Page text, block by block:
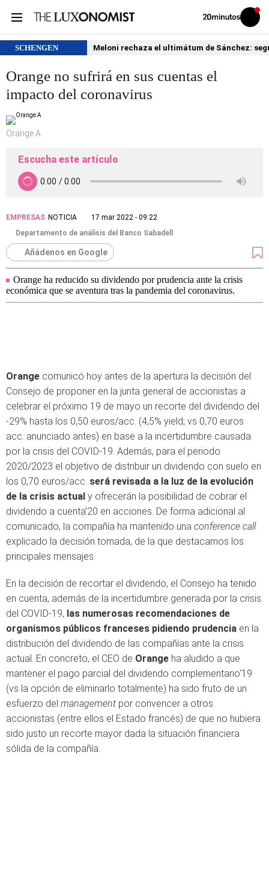
Volver
Iniciar
sesión
SCHENGEN Meloni rechaza el ultimátum de Sánchez:
Orange no sufrirá en sus cuentas el
impacto del coronavirus
Orange A
Escucha este artículo
EMPRESAS NOTICIA
17 mar 2022 - 09:22
Departamento de análisis del Banco Sabadell
Añádenos en Google
Orange ha reducido su dividendo por prudencia ante la crisis
económica que se aventura tras la pandemia del coronavirus.
Orange comunicó hoy antes de la apertura la decisión del
Consejo de proponer en la junta general de accionistas a
celebrar el próximo 19 de mayo un recorte del dividendo del
-29% hasta los 0,50 euros/acc. (4,5% yield; vs 0,70 euros
acc. anunciado antes) en base a la incertidumbre causada
por la crisis del COVID-19. Además, para el periodo
2020/2023 el objetivo de distribuir un dividendo con suelo en
los 0,70 euros/acc. será revisada a la luz de la evolución
de la crisis actual y ofrecerán la posibilidad de cobrar el
dividendo a cuenta'20 en acciones. De forma adicional al
comunicado, la compañía ha mantenido una conference call
explicado la decisión tomada, de la que destacamos los
principales mensajes.
En la decisión de recortar el dividendo, el Consejo ha tenido
en cuenta, además de la incertidumbre generada por la crisis
del COVID-19, las numerosas recomendaciones de
organismos públicos franceses pidiendo prudencia en la
distribución del dividendo de las compañías ante la crisis
actual. En concreto, el CEO de Orange ha aludido a que
mantener el pago parcial del dividendo complementario'19
(vs la opción de eliminarlo totalmente) ha sido fruto de un
esfuerzo del management por convencer a otros
accionistas (entre ellos el Estado francés) de que no hubiera
sido justo un recorte mayor dada la situación financiera
sólida de la compañía.